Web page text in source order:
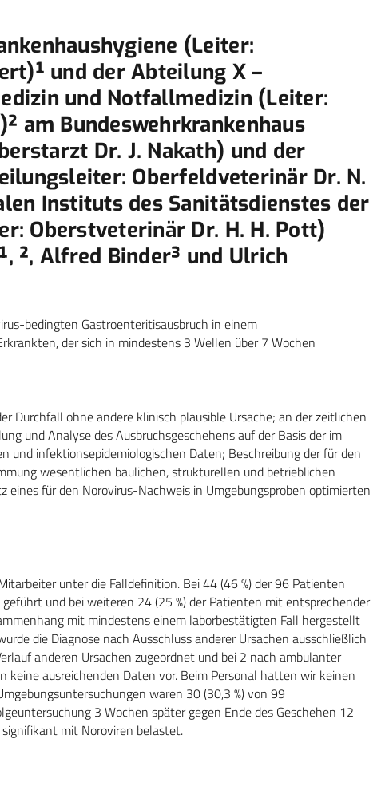
(Leiter:
und der Abteilung X –
und Notfallmedizin (Leiter:
am Bundeswehrkrankenhaus
Dr. J. Nakath) und der
Oberfeldveterinär Dr. N.
Instituts des Sanitätsdienstes der
Oberstveterinär Dr. H. H. Pott)
², Alfred Binder³ und Ulrich
bedingten Gastroenteritisausbruch in einem
der sich in mindestens 3 Wellen über 7 Wochen
Durchfall ohne andere klinisch plausible Ursache; an der zeitlichen
und Analyse des Ausbruchsgeschehens auf der Basis der im
und infektionsepidemiologischen Daten; Beschreibung der für den
wesentlichen baulichen, strukturellen und betrieblichen
eines für den Norovirus-Nachweis in Umgebungsproben optimierten
unter die Falldefinition. Bei 44 (46 %) der 96 Patienten
und bei weiteren 24 (25 %) der Patienten mit entsprechender
mit mindestens einem laborbestätigten Fall hergestellt
die Diagnose nach Ausschluss anderer Ursachen ausschließlich
anderen Ursachen zugeordnet und bei 2 nach ambulanter
ausreichenden Daten vor. Beim Personal hatten wir keinen
waren 30 (30,3 %) von 99
3 Wochen später gegen Ende des Geschehen 12
mit Noroviren belastet.